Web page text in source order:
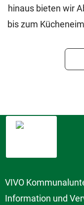
hinaus bieten wir
bis zum
VIVO
Information und